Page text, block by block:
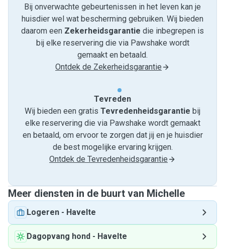
Bij onverwachte gebeurtenissen in het leven kan je
huisdier wel wat bescherming gebruiken. Wij bieden
daarom een Zekerheidsgarantie die inbegrepen is
bij elke reservering die via Pawshake wordt
gemaakt en betaald.
Ontdek de Zekerheidsgarantie
Tevreden
Wij bieden een gratis Tevredenheids­garantie bij
elke reservering die via Pawshake wordt gemaakt
en betaald, om ervoor te zorgen dat jij en je huisdier
de best mogelijke ervaring krijgen.
Ontdek de Tevredenheidsgarantie
Meer diensten in de buurt van Michelle
Logeren - Havelte
Dagopvang hond - Havelte